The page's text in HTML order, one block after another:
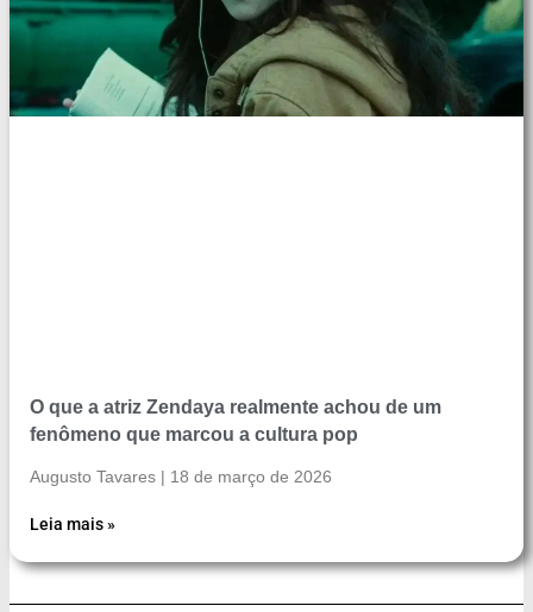
O que a atriz Zendaya realmente achou de um
fenômeno que marcou a cultura pop
Augusto Tavares 18 de março de 2026
Leia mais »